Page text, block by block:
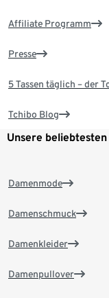
Affiliate Programm
Presse
5 Tassen täglich – der
Tchibo Blog
Unsere
Damenmode
Damenschmuck
Damenkleider
Damenpullover